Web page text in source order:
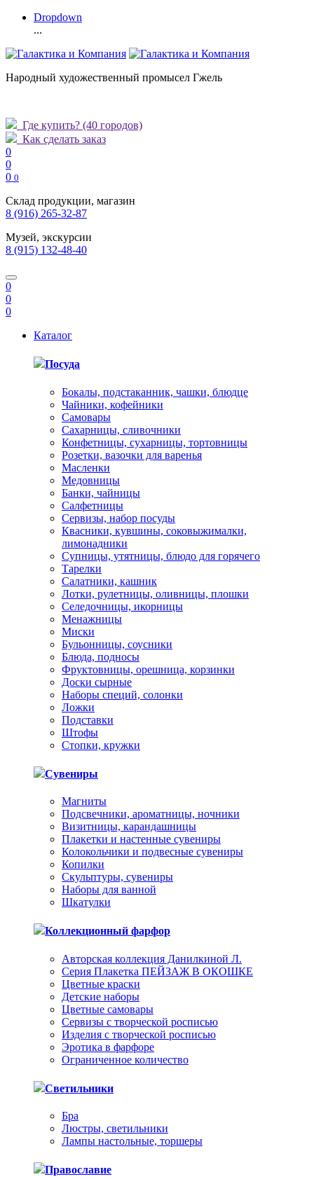
Dropdown
...
Народный художественный промысел Гжель
Где купить? (40 городов)
Как сделать заказ
0
0
0 0
Склад продукции, магазин
8 (916) 265-32-87
Музей, экскурсии
8 (915) 132-48-40
0
0
0
Каталог
Посуда
Бокалы, подстаканник, чашки, блюдце
Чайники, кофейники
Самовары
Сахарницы, сливочники
Конфетницы, сухарницы, тортовницы
Розетки, вазочки для варенья
Масленки
Медовницы
Банки, чайницы
Салфетницы
Сервизы, набор посуды
Квасники, кувшины, соковыжималки,
лимонадники
Супницы, утятницы, блюдо для горячего
Тарелки
Салатники, кашник
Лотки, рулетницы, оливницы, плошки
Селедочницы, икорницы
Менажницы
Миски
Бульонницы, соусники
Блюда, подносы
Фруктовницы, орешница, корзинки
Доски сырные
Наборы специй, солонки
Ложки
Подставки
Штофы
Стопки, кружки
Сувениры
Магниты
Подсвечники, ароматницы, ночники
Визитницы, карандашницы
Плакетки и настенные сувениры
Колокольчики и подвесные сувениры
Копилки
Скульптуры, сувениры
Наборы для ванной
Шкатулки
Коллекционный фарфор
Авторская коллекция Данилкиной Л.
Серия Плакетка ПЕЙЗАЖ В ОКОШКЕ
Цветные краски
Детские наборы
Цветные самовары
Сервизы с творческой росписью
Изделия с творческой росписью
Эротика в фарфоре
Ограниченное количество
Светильники
Бра
Люстры, светильники
Лампы настольные, торшеры
Православие